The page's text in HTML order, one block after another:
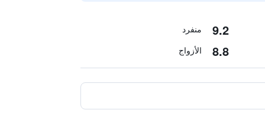
9.2 منفرد
8.8 الأزواج